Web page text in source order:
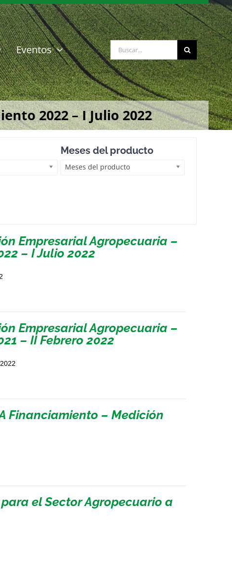
Eventos Buscar:
2022 – I Julio 2022
Meses del producto
Meses del producto
Empresarial Agropecuaria –
– I Julio 2022
Empresarial Agropecuaria –
– II Febrero 2022
Financiamiento – Medición
el Sector Agropecuario a